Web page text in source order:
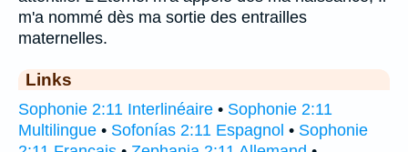
m'a nommé dès ma sortie des entrailles
maternelles.
Links
Sophonie 2:11 Interlinéaire • Sophonie 2:11
Multilingue • Sofonías 2:11 Espagnol • Sophonie